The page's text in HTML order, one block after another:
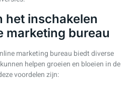
het inschakelen
marketing bureau
marketing bureau biedt diverse
helpen groeien en bloeien in de
voordelen zijn: